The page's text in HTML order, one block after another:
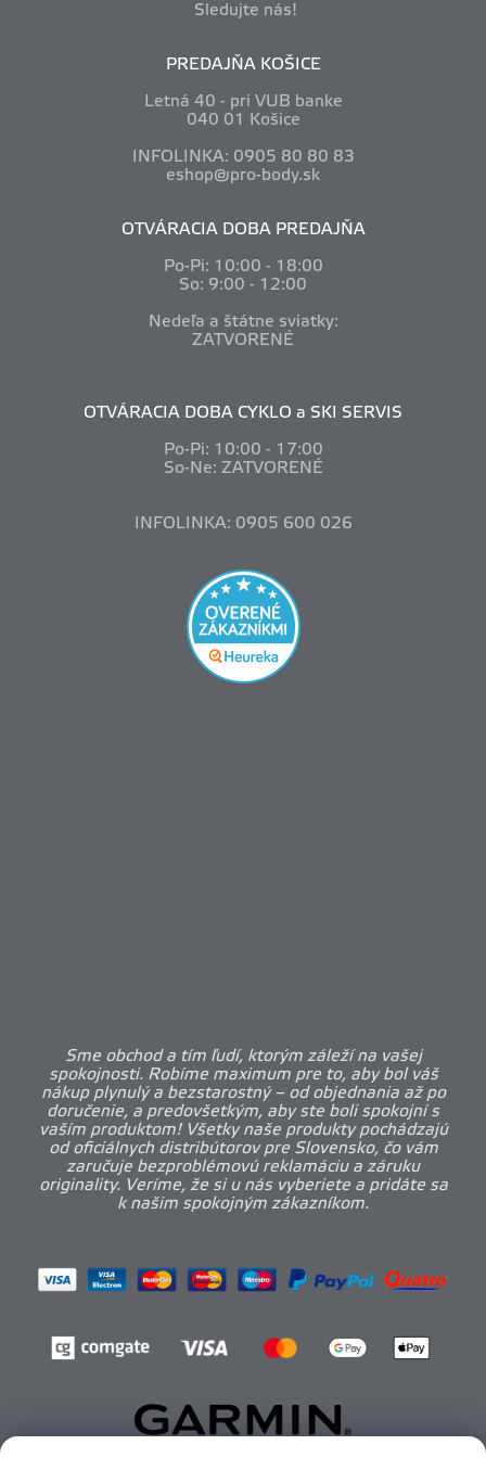
Sledujte nás!
PREDAJŇA KOŠICE
Letná 40 - pri VUB banke
040 01 Košice
INFOLINKA: 0905 80 80 83
eshop@pro-body.sk
OTVÁRACIA DOBA PREDAJŇA
Po-Pi: 10:00 - 18:00
So: 9:00 - 12:00
Nedeľa a štátne sviatky:
ZATVORENÉ
OTVÁRACIA DOBA CYKLO a SKI SERVIS
Po-Pi: 10:00 - 17:00
So-Ne: ZATVORENÉ
INFOLINKA: 0905 600 026
Sme obchod a tím ľudí, ktorým záleží na vašej
spokojnosti. Robíme maximum pre to, aby bol váš
nákup plynulý a bezstarostný – od objednania až po
doručenie, a predovšetkým, aby ste boli spokojní s
vaším produktom! Všetky naše produkty pochádzajú
od oficiálnych distribútorov pre Slovensko, čo vám
zaručuje bezproblémovú reklamáciu a záruku
originality. Veríme, že si u nás vyberiete a pridáte sa
k našim spokojným zákazníkom.